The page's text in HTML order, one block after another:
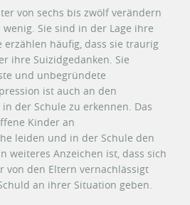
von sechs bis zwölf verändern
Sie sind in der Lage ihre
erzählen häufig, dass sie traurig
ihre Suizidgedanken. Sie
und unbegründete
ist auch an den
der Schule zu erkennen. Das
Kinder an
leiden und in der Schule den
weiteres Anzeichen ist, dass sich
von den Eltern vernachlässigt
an ihrer Situation geben.